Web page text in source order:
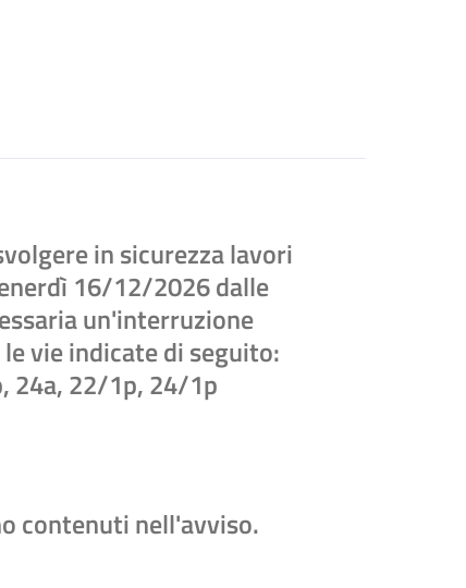
in sicurezza lavori
16/12/2026 dalle
un'interruzione
vie indicate di seguito:
24a, 22/1p, 24/1p
contenuti nell'avviso.